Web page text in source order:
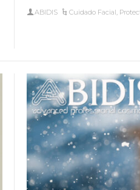
ABIDIS Cuidado Facial